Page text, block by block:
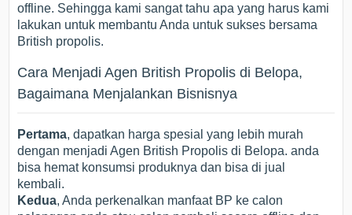
offline. Sehingga kami sangat tahu apa yang harus kami
lakukan untuk membantu Anda untuk sukses bersama
British propolis.
Cara Menjadi Agen British Propolis di Belopa,
Bagaimana Menjalankan Bisnisnya
Pertama, dapatkan harga spesial yang lebih murah
dengan menjadi Agen British Propolis di Belopa. anda
bisa hemat konsumsi produknya dan bisa di jual
kembali.
Kedua, Anda perkenalkan manfaat BP ke calon